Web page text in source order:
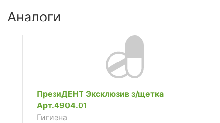
Аналоги
ПрезиДЕНТ Эксклюзив з/щетка
Арт.4904.01
Гигиена